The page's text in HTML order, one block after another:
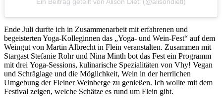
Ein Beitrag geteilt von Alison Dietl (@alisondietl)
Ende Juli durfte ich in Zusammenarbeit mit erfahrenen und
begeisterten Yoga-Kolleginnen das „Yoga- und Wein-Fest“ auf dem
Weingut von Martin Albrecht in Flein veranstalten. Zusammen mit
Stargast Stefanie Rohr und Nina Minth bot das Fest ein Programm
mit drei Yoga-Sessions, kulinarische Spezialitäten von Vhy! Vegan
und Schräglage und die Möglichkeit, Wein in der herrlichen
Umgebung der Fleiner Weinberge zu genießen. Ich wollte mit dem
Festival zeigen, welche Schätze es rund um Flein gibt.